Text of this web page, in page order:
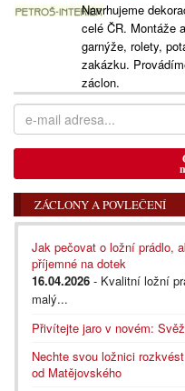
Navrhujeme
celé ČR. Montáže
garnýže, rolety,
zakázku.
záclon.
ZÁCLONY A POVLEČENÍ
Jak pečovat o ložní prádlo,
příjemné na dotek
16.04.2026 - Kvalitní ložní
malý...
Přivítejte jaro v novém:
Nechte svou ložnici
od Matějovského